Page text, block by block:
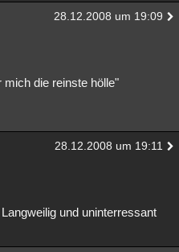
28.12.2008 um 19:09
mich die reinste hölle"
28.12.2008 um 19:11
und uninterressant